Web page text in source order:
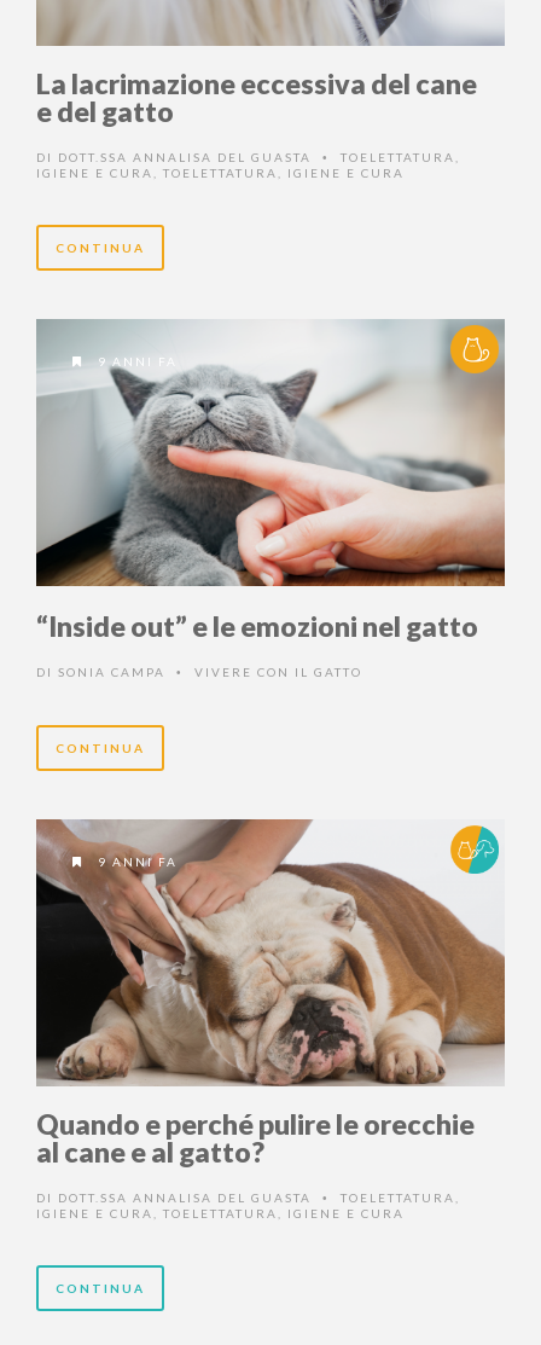
La lacrimazione eccessiva del cane
e del gatto
DI DOTT.SSA ANNALISA DEL GUASTA •
TOELETTATURA,
IGIENE E CURA
TOELETTATURA, IGIENE E CURA
CONTINUA
9 ANNI FA
“Inside out” e le emozioni nel gatto
DI SONIA CAMPA • VIVERE CON IL GATTO
CONTINUA
9 ANNI FA
Quando e perché pulire le orecchie
al cane e al gatto?
DI DOTT.SSA ANNALISA DEL GUASTA •
TOELETTATURA,
IGIENE E CURA
TOELETTATURA, IGIENE E CURA
CONTINUA